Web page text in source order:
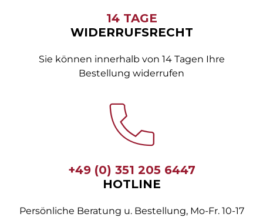
14 TAGE
WIDERRUFSRECHT
Sie können innerhalb von 14 Tagen Ihre
Bestellung widerrufen
+49 (0) 351 205 6447
HOTLINE
Persönliche Beratung u. Bestellung, Mo-Fr. 10-17